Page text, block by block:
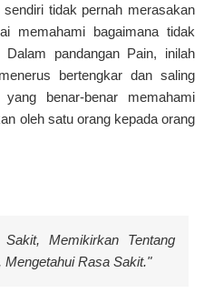
tidak pernah merasakan
memahami bagaimana tidak
pandangan Pain, inilah
bertengkar dan saling
benar-benar memahami
oleh satu orang kepada orang
Memikirkan Tentang
Rasa Sakit."